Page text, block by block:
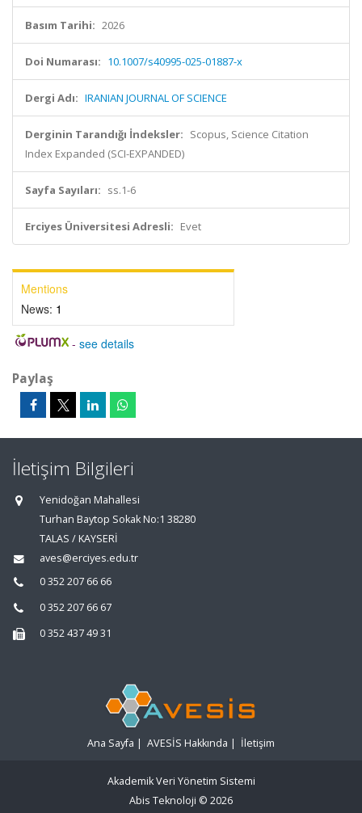
Basım Tarihi: 2026
Doi Numarası: 10.1007/s40995-025-01887-x
Dergi Adı: IRANIAN JOURNAL OF SCIENCE
Derginin Tarandığı İndeksler: Scopus, Science Citation
Index Expanded (SCI-EXPANDED)
Sayfa Sayıları: ss.1-6
Erciyes Üniversitesi Adresli: Evet
Mentions
News: 1
- see details
Paylaş
İletişim Bilgileri
Yenidoğan Mahallesi
Turhan Baytop Sokak No:1 38280
TALAS / KAYSERİ
aves@erciyes.edu.tr
0 352 207 66 66
0 352 207 66 67
0 352 437 49 31
Ana Sayfa | AVESİS Hakkında | İletişim
Akademik Veri Yönetim Sistemi
Abis Teknoloji © 2026